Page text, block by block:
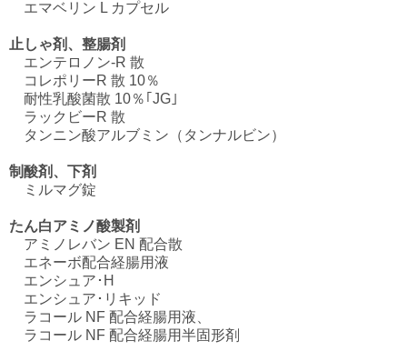
エマベリン L カプセル
止しゃ剤、整腸剤
エンテロノン-R 散
コレポリーR 散 10％
耐性乳酸菌散 10％｢JG｣
ラックビーR 散
タンニン酸アルブミン（タンナルビン）
制酸剤、下剤
ミルマグ錠
たん白アミノ酸製剤
アミノレバン EN 配合散
エネーボ配合経腸用液
エンシュア･H
エンシュア･リキッド
ラコール NF 配合経腸用液、
ラコール NF 配合経腸用半固形剤